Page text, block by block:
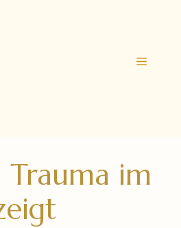
Menü
Trauma im